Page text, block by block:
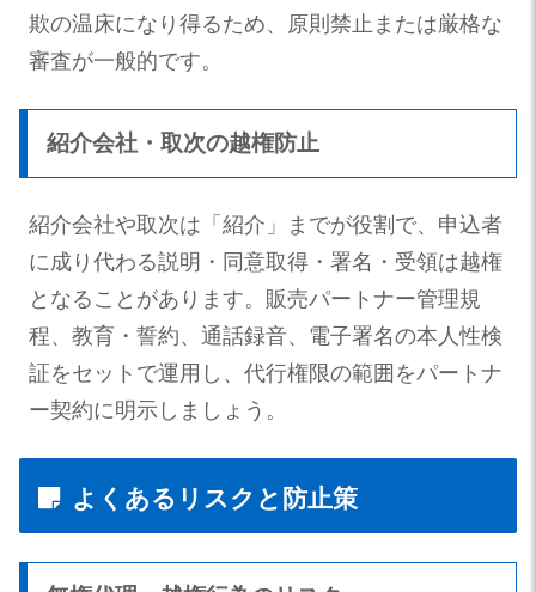
欺の温床になり得るため、原則禁止または厳格な
審査が一般的です。
紹介会社・取次の越権防止
紹介会社や取次は「紹介」までが役割で、申込者
に成り代わる説明・同意取得・署名・受領は越権
となることがあります。販売パートナー管理規
程、教育・誓約、通話録音、電子署名の本人性検
証をセットで運用し、代行権限の範囲をパートナ
ー契約に明示しましょう。
よくあるリスクと防止策